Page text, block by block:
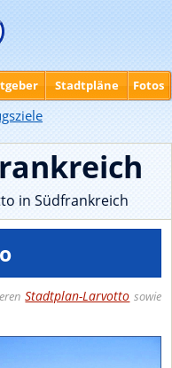
in Südfrankreich
Stadtplan-Larvotto sowie
Stadtpläne Fotos